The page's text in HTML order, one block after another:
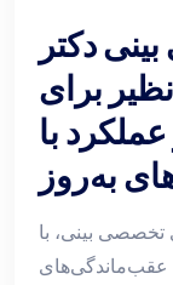
دکتر
برای
با
به‌روز
تخصصی بینی، با
عقب‌ماندگی‌های